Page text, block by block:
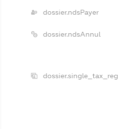
dossier.ndsPayer
dossier.ndsAnnul
dossier.single_tax_reg